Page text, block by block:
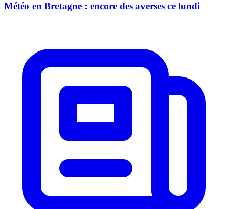
Météo en Bretagne : encore des averses ce lundi